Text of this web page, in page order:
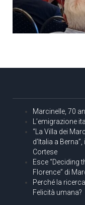
Marcinelle, 70
L’emigrazione
“La Villa dei
d’Italia a
Cortese
Esce “Deciding
Florence” di
Perché la
Felicità umana?